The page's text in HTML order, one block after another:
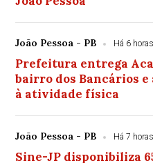
João Pessoa - PB Há 6 horas
Prefeitura entrega
bairro dos Bancários
à atividade física
João Pessoa - PB Há 7 horas
Sine-JP disponibiliza